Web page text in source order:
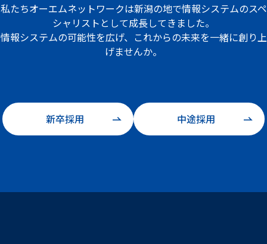
私たちオーエムネットワークは新潟の地で情報システムのスペ
シャリストとして成長してきました。
情報システムの可能性を広げ、 これからの未来を一緒に創り上
げませんか。
新卒採用 中途採用